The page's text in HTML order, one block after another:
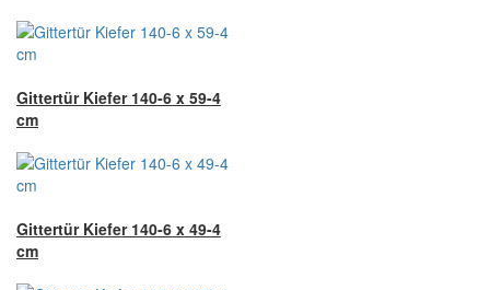
Gittertür Kiefer 140-6 x 59-4
cm
Gittertür Kiefer 140-6 x 49-4
cm